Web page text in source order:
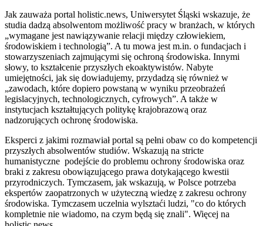
Jak zauważa portal holistic.news, Uniwersytet Śląski wskazuje, że
studia dadzą absolwentom możliwość pracy w branżach, w których
„wymagane jest nawiązywanie relacji między człowiekiem,
środowiskiem i technologią”. A tu mowa jest m.in. o fundacjach i
stowarzyszeniach zajmującymi się ochroną środowiska. Innymi
słowy, to kształcenie przyszłych ekoaktywistów. Nabyte
umiejętności, jak się dowiadujemy, przydadzą się również w
„zawodach, które dopiero powstaną w wyniku przeobrażeń
legislacyjnych, technologicznych, cyfrowych”. A także w
instytucjach kształtujących politykę krajobrazową oraz
nadzorujących ochronę środowiska.
Eksperci z jakimi rozmawiał portal są pełni obaw co do kompetencji
przyszłych absolwentów studiów. Wskazują na stricte
humanistyczne podejście do problemu ochrony środowiska oraz
braki z zakresu obowiązującego prawa dotykającego kwestii
przyrodniczych. Tymczasem, jak wskazują, w Polsce potrzeba
ekspertów zaopatrzonych w użyteczną wiedzę z zakresu ochrony
środowiska. Tymczasem uczelnia wylsztaći ludzi, "co do których
kompletnie nie wiadomo, na czym będą się znali". Więcej na